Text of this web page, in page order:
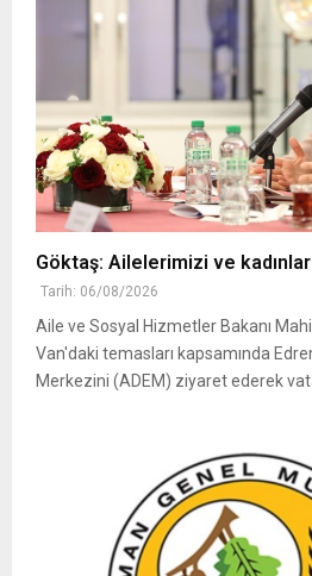
Göktaş: Ailelerimizi ve
Tarih: 06/08/2026
Aile ve Sosyal Hizmetler Bakanı
Van'daki temasları kapsamında
Merkezini (ADEM) ziyaret ederek